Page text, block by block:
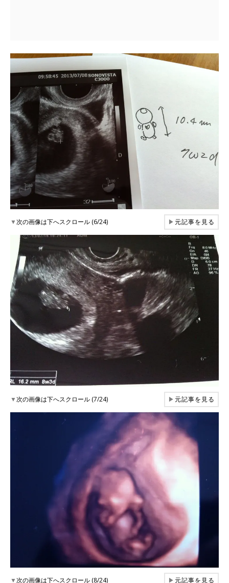
▼次の画像は下へスクロール (6/24) ▶元記事を見る
▼次の画像は下へスクロール (7/24) ▶元記事を見る
▼次の画像は下へスクロール (8/24) ▶元記事を見る